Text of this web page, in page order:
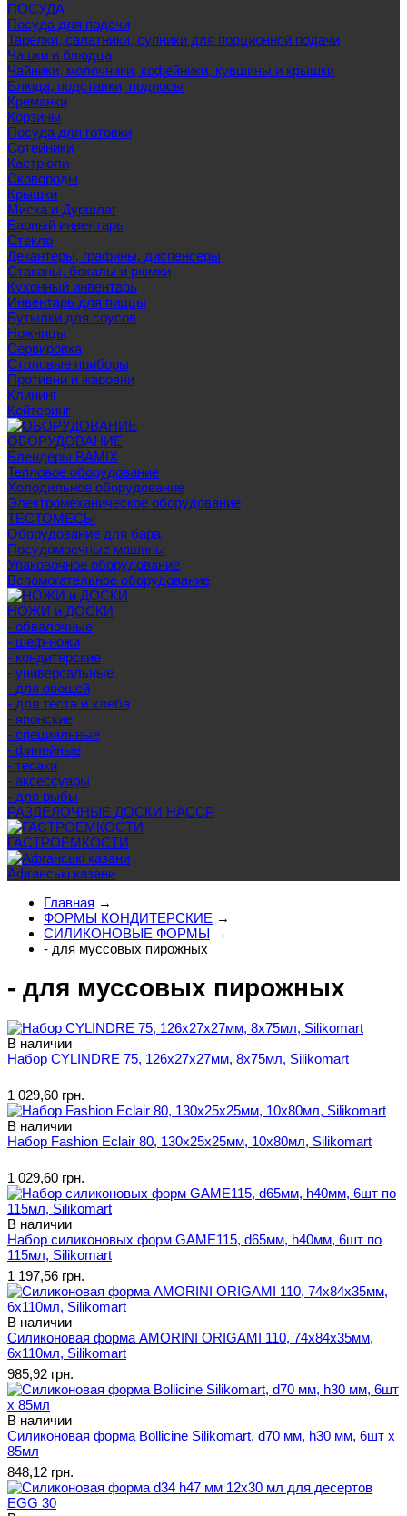
ПОСУДА
Посуда для подачи
Тарелки, салатники, супники для порционной подачи
Чашки и блюдца
Чайники, молочники, кофейники, кувшины и крышки
Блюда, подставки, подносы
Креманки
Корзины
Посуда для готовки
Сотейники
Кастрюли
Сковороды
Крышки
Миска и Дуршлаг
Барный инвентарь
Стекло
Декантеры, графины, диспенсеры
Стаканы, бокалы и рюмки
Кухонный инвентарь
Инвентарь для пиццы
Бутылки для соусов
Ножницы
Сервировка
Столовые приборы
Противни и жаровни
Клининг
Кейтеринг
ОБОРУДОВАНИЕ
Блендеры BAMIX
Тепловое оборудование
Холодильное оборудование
Электромеханическое оборудование
ТЕСТОМЕСЫ
Оборудование для бара
Посудомоечные машины
Упаковочное оборудование
Вспомогательное оборудование
НОЖИ и ДОСКИ
- обвалочные
- шеф-ножи
- кондитерские
- универсальные
- для овощей
- для теста и хлеба
- японские
- специальные
- филейные
- тесаки
- аксессуары
- для рыбы
РАЗДЕЛОЧНЫЕ ДОСКИ HACCP
ГАСТРОЕМКОСТИ
Афганські казани
Главная →
ФОРМЫ КОНДИТЕРСКИЕ →
СИЛИКОНОВЫЕ ФОРМЫ →
- для муссовых пирожных
- для муссовых пирожных
В наличии
Набор CYLINDRE 75, 126x27х27мм, 8x75мл, Silikomart
1 029,60 грн.
В наличии
Набор Fashion Eclair 80, 130x25х25мм, 10x80мл, Silikomart
1 029,60 грн.
В наличии
Набор силиконовых форм GAME115, d65мм, h40мм, 6шт по
115мл, Silikomart
1 197,56 грн.
В наличии
Силиконовая форма AMORINI ORIGAMI 110, 74x84х35мм,
6х110мл, Silikomart
985,92 грн.
В наличии
Силиконовая форма Bollicine Silikomart, d70 мм, h30 мм, 6шт х
85мл
848,12 грн.